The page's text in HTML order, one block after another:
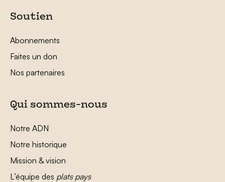
Soutien
Abonnements
Faites un don
Nos partenaires
Qui sommes-nous
Notre ADN
Notre historique
Mission & vision
L’équipe des plats pays